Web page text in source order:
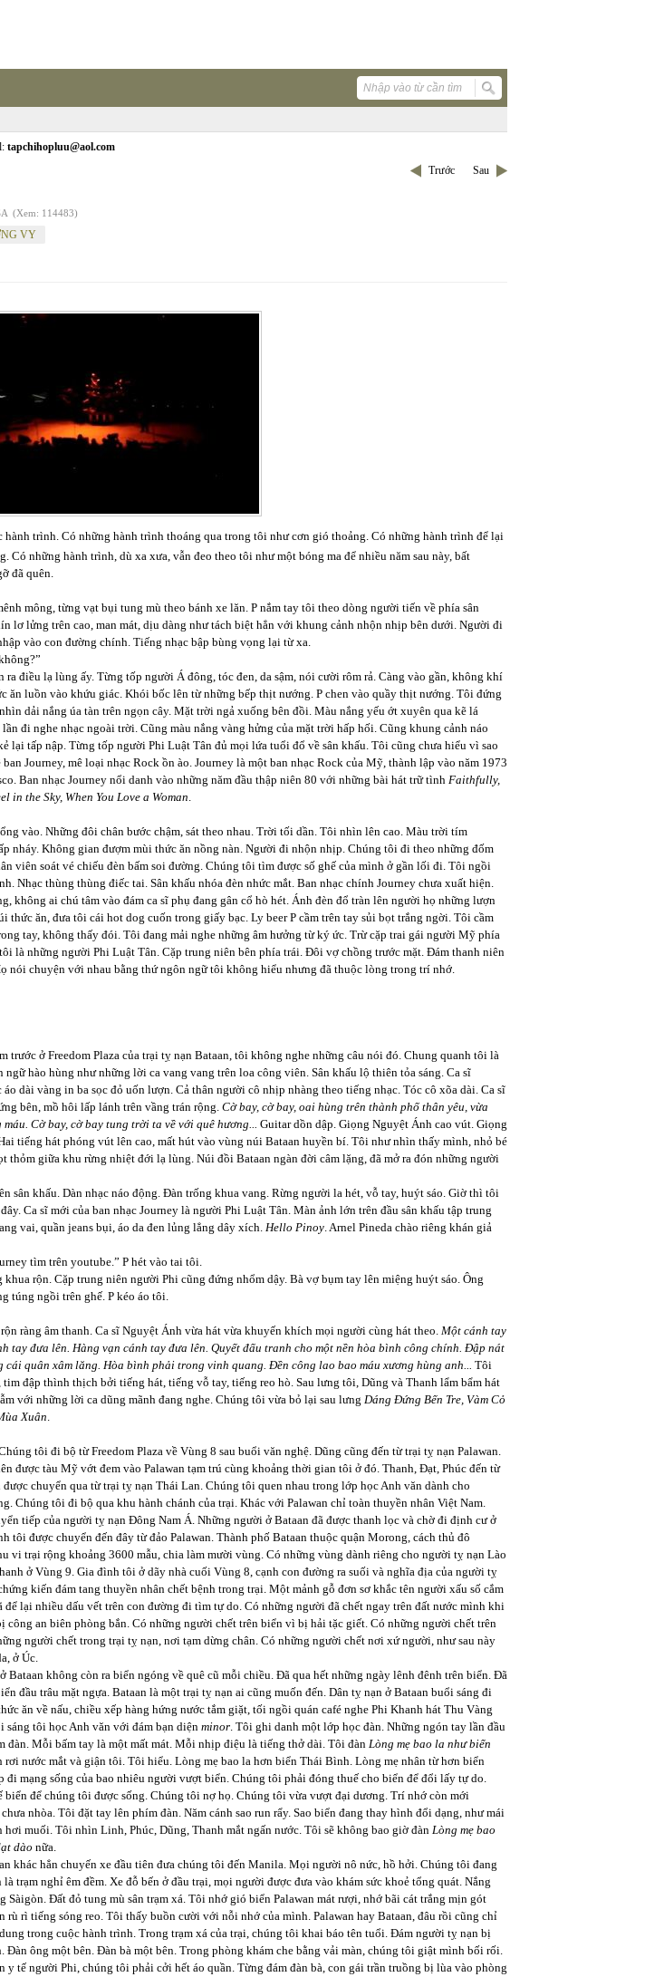
tapchihopluu@aol.com
Trước Sau
(Xem: 114483)
VY
hành trình. Có những hành trình thoáng qua trong tôi như cơn gió thoảng. Có những hành trình để lại
Có những hành trình, dù xa xưa, vẫn đeo theo tôi như một bóng ma để nhiều năm sau này, bất
đã quên.
mông, từng vạt bụi tung mù theo bánh xe lăn. P nắm tay tôi theo dòng người tiến về phía sân
lơ lửng trên cao, man mát, dịu dàng như tách biệt hẳn với khung cảnh nhộn nhịp bên dưới. Người đi
vào con đường chính. Tiếng nhạc bập bùng vọng lại từ xa.
ra điều lạ lùng ấy. Từng tốp người Á đông, tóc đen, da sậm, nói cười rôm rả. Càng vào gần, không khí
ăn luồn vào khứu giác. Khói bốc lên từ những bếp thịt nướng. P chen vào quầy thịt nướng. Tôi đứng
dải nắng úa tàn trên ngọn cây. Mặt trời ngả xuống bên đồi. Màu nắng yếu ớt xuyên qua kẽ lá
đi nghe nhạc ngoài trời. Cũng màu nắng vàng hửng của mặt trời hấp hối. Cũng khung cảnh náo
lại tấp nập. Từng tốp người Phi Luật Tân đủ mọi lứa tuổi đổ về sân khấu. Tôi cũng chưa hiểu vì sao
Journey, mê loại nhạc Rock ồn ào. Journey là một ban nhạc Rock của Mỹ, thành lập vào năm 1973
Ban nhạc Journey nổi danh vào những năm đầu thập niên 80 với những bài hát trữ tình Faithfully,
in the Sky, When You Love a Woman.
vào. Những đôi chân bước chậm, sát theo nhau. Trời tối dần. Tôi nhìn lên cao. Màu trời tím
nháy. Không gian đượm mùi thức ăn nồng nàn. Người đi nhộn nhịp. Chúng tôi đi theo những đốm
viên soát vé chiếu đèn bấm soi đường. Chúng tôi tìm được số ghế của mình ở gần lối đi. Tôi ngồi
Nhạc thùng thùng điếc tai. Sân khấu nhóa đèn nhức mắt. Ban nhạc chính Journey chưa xuất hiện.
không ai chú tâm vào đám ca sĩ phụ đang gân cổ hò hét. Ánh đèn đổ tràn lên người họ những lượn
thức ăn, đưa tôi cái hot dog cuốn trong giấy bạc. Ly beer P cầm trên tay sủi bọt trắng ngời. Tôi cầm
tay, không thấy đói. Tôi đang mải nghe những âm hưởng từ ký ức. Trừ cặp trai gái người Mỹ phía
là những người Phi Luật Tân. Cặp trung niên bên phía trái. Đôi vợ chồng trước mặt. Đám thanh niên
nói chuyện với nhau bằng thứ ngôn ngữ tôi không hiểu nhưng đã thuộc lòng trong trí nhớ.
trước ở Freedom Plaza của trại tỵ nạn Bataan, tôi không nghe những câu nói đó. Chung quanh tôi là
ngữ hào hùng như những lời ca vang vang trên loa công viên. Sân khấu lộ thiên tỏa sáng. Ca sĩ
dài vàng in ba sọc đỏ uốn lượn. Cả thân người cô nhịp nhàng theo tiếng nhạc. Tóc cô xõa dài. Ca sĩ
bên, mồ hôi lấp lánh trên vầng trán rộng. Cờ bay, cờ bay, oai hùng trên thành phố thân yêu, vừa
Cờ bay, cờ bay tung trời ta về với quê hương... Guitar dồn dập. Giọng Nguyệt Ánh cao vút. Giọng
tiếng hát phóng vút lên cao, mất hút vào vùng núi Bataan huyền bí. Tôi như nhìn thấy mình, nhỏ bé
thỏm giữa khu rừng nhiệt đới lạ lùng. Núi đồi Bataan ngàn đời câm lặng, đã mở ra đón những người
sân khấu. Dàn nhạc náo động. Đàn trống khua vang. Rừng người la hét, vỗ tay, huýt sáo. Giờ thì tôi
Ca sĩ mới của ban nhạc Journey là người Phi Luật Tân. Màn ảnh lớn trên đầu sân khấu tập trung
vai, quần jeans bụi, áo da đen lủng lẳng dây xích. Hello Pinoy. Arnel Pineda chào riêng khán giả
tìm trên youtube.” P hét vào tai tôi.
khua rộn. Cặp trung niên người Phi cũng đứng nhổm dậy. Bà vợ bụm tay lên miệng huýt sáo. Ông
túng ngồi trên ghế. P kéo áo tôi.
ràng âm thanh. Ca sĩ Nguyệt Ánh vừa hát vừa khuyến khích mọi người cùng hát theo. Một cánh tay
tay đưa lên. Hàng vạn cánh tay đưa lên. Quyết đấu tranh cho một nền hòa bình công chính. Đập nát
cái quân xâm lăng. Hòa bình phải trong vinh quang. Đền công lao bao máu xương hùng anh... Tôi
đập thình thịch bởi tiếng hát, tiếng vỗ tay, tiếng reo hò. Sau lưng tôi, Dũng và Thanh lẩm bẩm hát
với những lời ca dũng mãnh đang nghe. Chúng tôi vừa bỏ lại sau lưng Dáng Đứng Bến Tre, Vàm Cỏ
Xuân.
tôi đi bộ từ Freedom Plaza về Vùng 8 sau buổi văn nghệ. Dũng cũng đến từ trại tỵ nạn Palawan.
được tàu Mỹ vớt đem vào Palawan tạm trú cùng khoảng thời gian tôi ở đó. Thanh, Đạt, Phúc đến từ
chuyển qua từ trại tỵ nạn Thái Lan. Chúng tôi quen nhau trong lớp học Anh văn dành cho
Chúng tôi đi bộ qua khu hành chánh của trại. Khác với Palawan chỉ toàn thuyền nhân Việt Nam.
tiếp của người tỵ nạn Đông Nam Á. Những người ở Bataan đã được thanh lọc và chờ đi định cư ở
tôi được chuyển đến đây từ đảo Palawan. Thành phố Bataan thuộc quận Morong, cách thủ đô
vi trại rộng khoảng 3600 mẫu, chia làm mười vùng. Có những vùng dành riêng cho người tỵ nạn Lào
ở Vùng 9. Gia đình tôi ở dãy nhà cuối Vùng 8, cạnh con đường ra suối và nghĩa địa của người tỵ
kiến đám tang thuyền nhân chết bệnh trong trại. Một mảnh gỗ đơn sơ khắc tên người xấu số cắm
để lại nhiều dấu vết trên con đường đi tìm tự do. Có những người đã chết ngay trên đất nước mình khi
công an biên phòng bắn. Có những người chết trên biển vì bị hải tặc giết. Có những người chết trên
người chết trong trại tỵ nạn, nơi tạm dừng chân. Có những người chết nơi xứ người, như sau này
ở Úc.
Bataan không còn ra biển ngóng về quê cũ mỗi chiều. Đã qua hết những ngày lênh đênh trên biển. Đã
đầu trâu mặt ngựa. Bataan là một trại tỵ nạn ai cũng muốn đến. Dân tỵ nạn ở Bataan buổi sáng đi
ăn về nấu, chiều xếp hàng hứng nước tắm giặt, tối ngồi quán café nghe Phi Khanh hát Thu Vàng
sáng tôi học Anh văn với đám bạn diệnminor. Tôi ghi danh một lớp học đàn. Những ngón tay lần đầu
đàn. Mỗi bấm tay là một mất mát. Mỗi nhịp điệu là tiếng thở dài. Tôi đàn Lòng mẹ bao la như biển
rơi nước mắt và giận tôi. Tôi hiểu. Lòng mẹ bao la hơn biển Thái Bình. Lòng mẹ nhân từ hơn biển
đi mạng sống của bao nhiêu người vượt biển. Chúng tôi phải đóng thuế cho biển để đổi lấy tự do.
biển để chúng tôi được sống. Chúng tôi nợ họ. Chúng tôi vừa vượt đại dương. Trí nhớ còn mới
nhòa. Tôi đặt tay lên phím đàn. Năm cánh sao run rẩy. Sao biển đang thay hình đổi dạng, như mái
hơi muối. Tôi nhìn Linh, Phúc, Dũng, Thanh mắt ngấn nước. Tôi sẽ không bao giờ đàn Lòng mẹ bao
dào nữa.
khác hẳn chuyến xe đầu tiên đưa chúng tôi đến Manila. Mọi người nô nức, hồ hởi. Chúng tôi đang
trạm nghỉ êm đềm. Xe đỗ bến ở đầu trại, mọi người được đưa vào khám sức khoẻ tổng quát. Nắng
Sàigòn. Đất đỏ tung mù sân trạm xá. Tôi nhớ gió biển Palawan mát rượi, nhớ bãi cát trắng mịn gót
rù rì tiếng sóng reo. Tôi thấy buồn cười với nỗi nhớ của mình. Palawan hay Bataan, đâu rồi cũng chỉ
trong cuộc hành trình. Trong trạm xá của trại, chúng tôi khai báo tên tuổi. Đám người tỵ nạn bị
Đàn ông một bên. Đàn bà một bên. Trong phòng khám che bằng vải màn, chúng tôi giật mình bối rối.
y tế người Phi, chúng tôi phải cởi hết áo quần. Từng đám đàn bà, con gái trần truồng bị lùa vào phòng